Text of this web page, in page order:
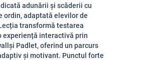
adunării și scăderii cu
ordin, adaptată elevilor de
transformă testarea
experiență interactivă prin
și Padlet, oferind un parcurs
și motivant. Punctul forte